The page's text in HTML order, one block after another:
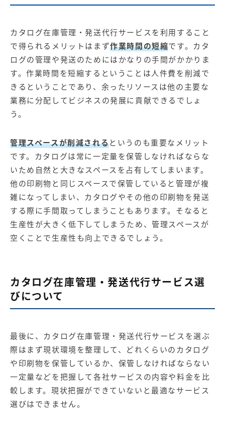
カタログ在庫管理・発送代行サービスを利用すること
で得られるメリットはまず作業時間の短縮です。カタ
ログの管理や発送のためにはかなりの手間がかかりま
す。作業時間を短縮するということは人件費を削減で
きるということであり、余ったリソースは他の主要な
業務に分配してビジネスの発展に貢献できるでしょ
う。
管理スペースが削減されるというのも重要なメリット
です。カタログは常に一定量を保管しなければならな
いため自然と大きなスペースを占有してしまいます。
他の印刷物と同じスペースで保管していると管理が複
雑になってしまい、カタログやその他の印刷物を発送
する際に手間取ってしまうこともあります。そなると
生産性が大きく低下してしまうため、管理スペースが
空くことで生産性も向上できるでしょう。
カタログ在庫管理・発送代行サービス選
びについて
最後に、カタログ在庫管理・発送代行サービスを選ぶ
際はまず現状環境を整理して、どれくらいのカタログ
や印刷物を保管しているか、保管しなければならない
一定量などを把握して各社サービスの内容や料金を比
較します。現状把握ができていないと最適なサービス
選びはできません。